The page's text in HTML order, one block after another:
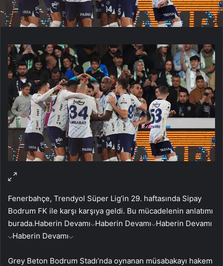
Fenerbahçe, Trendyol Süper Lig’in 29. haftasında Sipay
Bodrum FK ile karşı karşıya geldi. Bu mücadelenin anlatımı
burada.Haberin Devamı Haberin Devamı Haberin Devamı
Haberin Devamı
Grey Beton Bodrum Stadı’nda oynanan müsabakayı hakem